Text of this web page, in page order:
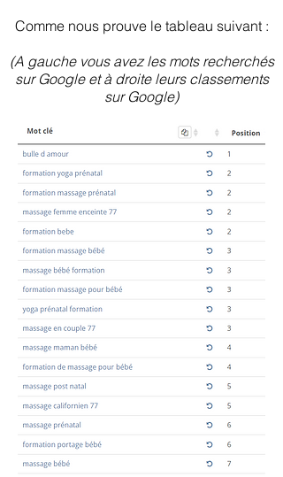
Comme nous prouve le tableau suivant :
(A gauche vous avez les mots recherchés
sur Google et à droite leurs classements
sur Google)